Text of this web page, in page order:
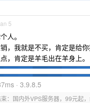
5
人。
，我就是不买，肯定是给
，肯定是羊毛出在羊身上。
· 3.9.8.5
：国内外VPS服务器，99元起